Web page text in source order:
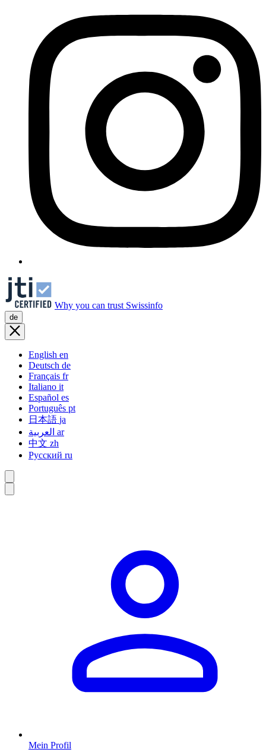
Why you can trust Swissinfo
de
English en
Deutsch de
Français fr
Italiano it
Español es
Português pt
日本語 ja
ar
中文 zh
Русский ru
Mein Profil